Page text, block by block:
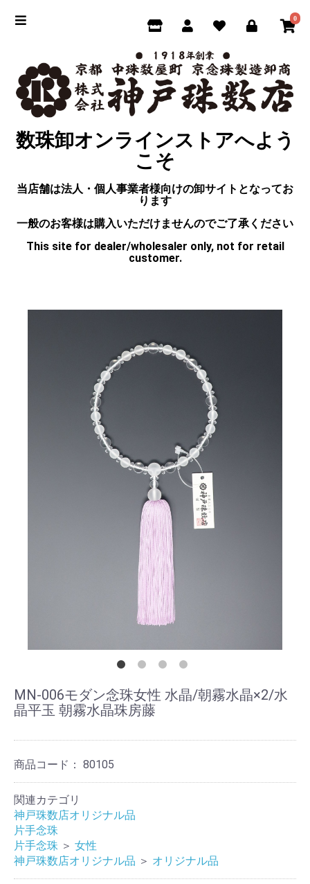
0
数珠卸オンラインストアへよう
こそ
当店舗は法人・個人事業者様向けの卸サイトとなってお
ります
一般のお客様は購入いただけませんのでご了承ください
This site for dealer/wholesaler only, not for retail
customer.
MN-006モダン念珠女性 水晶/朝霧水晶×2/水
晶平玉 朝霧水晶珠房藤
商品コード： 80105
関連カテゴリ
神戸珠数店オリジナル品
片手念珠
片手念珠 ＞ 女性
神戸珠数店オリジナル品 ＞ オリジナル品